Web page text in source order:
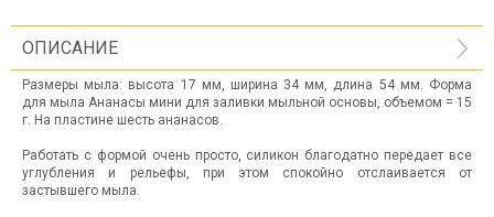
ОПИСАНИЕ
Размеры мыла: высота 17 мм, ширина 34 мм, длина 54 мм. Форма
для мыла Ананасы мини для заливки мыльной основы, объемом = 15
г. На пластине шесть ананасов.
Работать с формой очень просто, силикон благодатно передает все
углубления и рельефы, при этом спокойно отслаивается от
застывшего мыла.